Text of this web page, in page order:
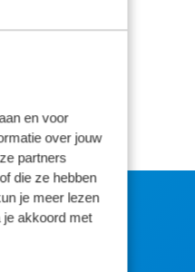
en voor
over jouw
partners
die ze hebben
je meer lezen
je akkoord met